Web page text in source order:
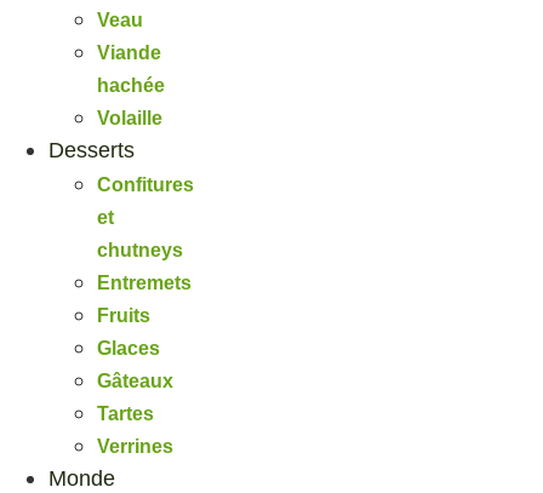
Veau
Viande
hachée
Volaille
Desserts
Confitures
et
chutneys
Entremets
Fruits
Glaces
Gâteaux
Tartes
Verrines
Monde